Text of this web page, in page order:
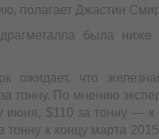
полагает Джастин
была
ожидает, что
тонну. По мнению
июня, $110 за тонну — к
тонну к концу марта